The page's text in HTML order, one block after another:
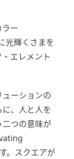
ー
光輝くさまを
エレメント
ーションの
、人と人を
つの意味が
。スクエアが